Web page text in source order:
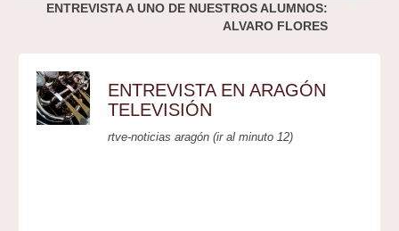
ENTREVISTA A UNO DE NUESTROS ALUMNOS:
ALVARO FLORES
ENTREVISTA EN ARAGÓN
TELEVISIÓN
rtve-noticias aragón (ir al minuto 12)